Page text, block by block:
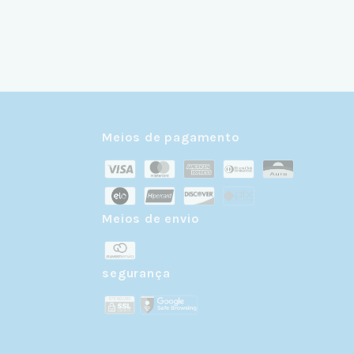
Meios de pagamento
Meios de envio
segurança